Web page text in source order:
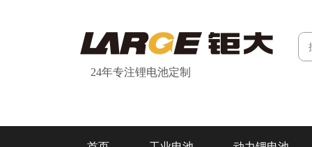
24年专注锂电池定制